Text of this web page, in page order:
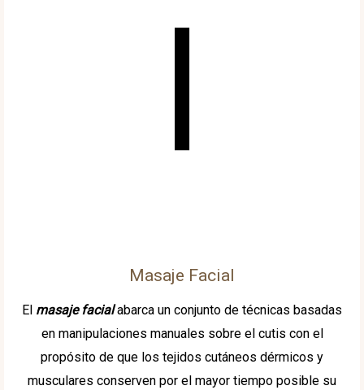
Masaje Facial
El masaje facialabarca un conjunto de técnicas basadas
en manipulaciones manuales sobre el cutis con el
propósito de que los tejidos cutáneos dérmicos y
musculares conserven por el mayor tiempo posible su